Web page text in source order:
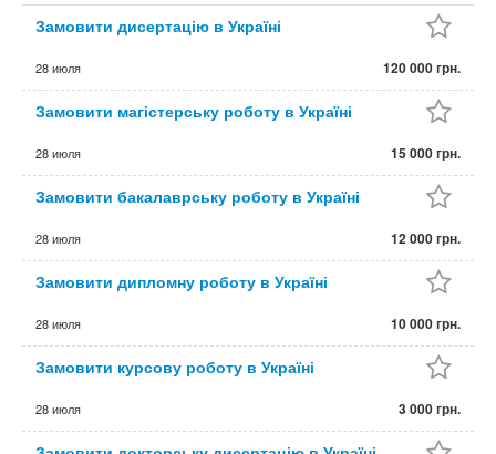
Замовити дисертацію в Україні
28 июля 120 000 грн.
Замовити магістерську роботу в Україні
28 июля 15 000 грн.
Замовити бакалаврську роботу в Україні
28 июля 12 000 грн.
Замовити дипломну роботу в Україні
28 июля 10 000 грн.
Замовити курсову роботу в Україні
28 июля 3 000 грн.